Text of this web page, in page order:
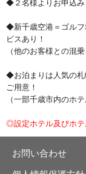
◆２名様よりお申込み
◆新千歳空港＝ゴルフ
ビスあり！
（他のお客様との混乗
◆お泊まりは人気の札
ご用意！
（一部千歳市内のホ
◎設定ホテル及びホ
お問い合わせ